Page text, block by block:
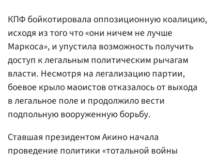
КПФ бойкотировала оппозиционную коалицию,
исходя из того что «они ничем не лучше
Маркоса», и упустила возможность получить
доступ к легальным политическим рычагам
власти. Несмотря на легализацию партии,
боевое крыло маоистов отказалось от выхода
в легальное поле и продолжило вести
подпольную вооруженную борьбу.
Ставшая президентом Акино начала
проведение политики «тотальной войны